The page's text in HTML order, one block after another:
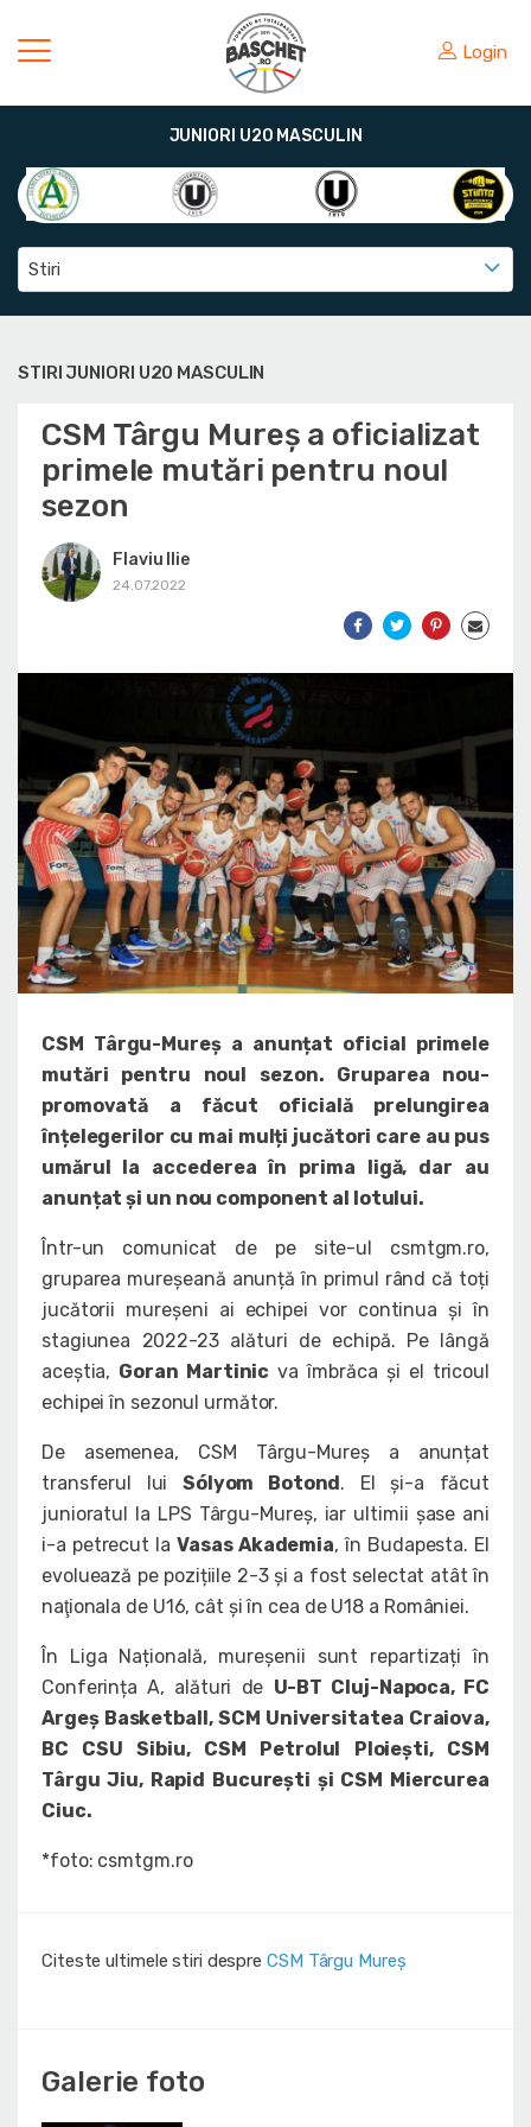
Login
JUNIORI U20 MASCULIN
Stiri
STIRI JUNIORI U20 MASCULIN
CSM Târgu Mureș a oficializat
primele mutări pentru noul
sezon
Flaviu Ilie
24.07.2022
CSM Târgu-Mureș a anunțat oficial primele
mutări pentru noul sezon. Gruparea nou-
promovată a făcut oficială prelungirea
înțelegerilor cu mai mulți jucători care au pus
umărul la accederea în prima ligă, dar au
anunțat și un nou component al lotului.
Într-un comunicat de pe site-ul csmtgm.ro,
gruparea mureșeană anunță în primul rând că toți
jucătorii mureșeni ai echipei vor continua și în
stagiunea 2022-23 alături de echipă. Pe lângă
aceștia, Goran Martinic va îmbrăca și el tricoul
echipei în sezonul următor.
De asemenea, CSM Târgu-Mureș a anunțat
transferul lui Sólyom Botond. El și-a făcut
junioratul la LPS Târgu-Mureș, iar ultimii șase ani
i-a petrecut laVasas Akademia, în Budapesta. El
evoluează pe pozițiile 2-3 și a fost selectat atât în
naţionala de U16, cât şi în cea de U18 a României.
În Liga Națională, mureșenii sunt repartizați în
Conferința A, alături de U-BT Cluj-Napoca, FC
Argeș Basketball, SCM Universitatea Craiova,
BC CSU Sibiu, CSM Petrolul Ploiești, CSM
Târgu Jiu, Rapid București și CSM Miercurea
Ciuc.
*foto: csmtgm.ro
Citeste ultimele stiri despre CSM Târgu Mureș
Galerie foto